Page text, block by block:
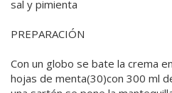
sal y pimienta
PREPARACIÓN
Con un globo se bate la crema
hojas de menta(30)con 300 ml